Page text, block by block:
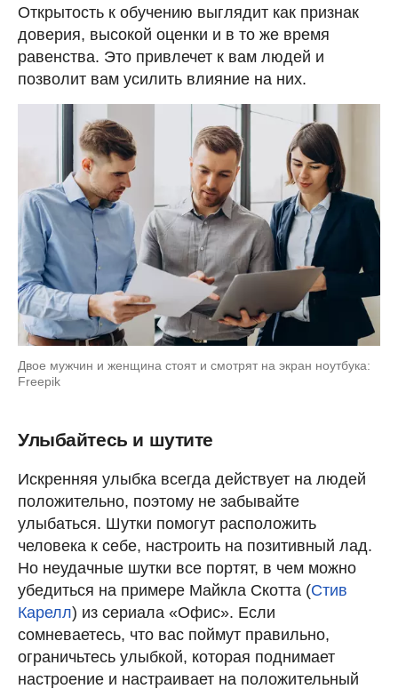
Открытость к обучению выглядит как признак
доверия, высокой оценки и в то же время
равенства. Это привлечет к вам людей и
позволит вам усилить влияние на них.
Двое мужчин и женщина стоят и смотрят на экран ноутбука:
Freepik
Улыбайтесь и шутите
Искренняя улыбка всегда действует на людей
положительно, поэтому не забывайте
улыбаться. Шутки помогут расположить
человека к себе, настроить на позитивный лад.
Но неудачные шутки все портят, в чем можно
убедиться на примере Майкла Скотта (Стив
Карелл) из сериала «Офис». Если
сомневаетесь, что вас поймут правильно,
ограничьтесь улыбкой, которая поднимает
настроение и настраивает на положительный